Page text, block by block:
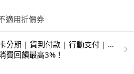
適用折價券
分期 | 貨到付款 | 行動支付 | 超
| 銀聯卡
費回饋最高3%！